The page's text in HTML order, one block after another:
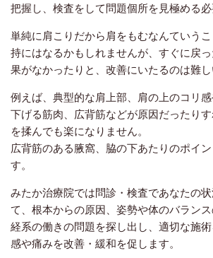
把握し、検査をして問題個所を見極める必
単純に肩こりだから肩をもむなんていう
持にはなるかもしれませんが、すぐに戻
果がなかったりと、改善にいたるのは難し
例えば、典型的な肩上部、肩の上のコリ
下げる筋肉、広背筋などが原因だったり
を揉んでも楽になりません。
広背筋のある腋窩、脇の下あたりのポイ
す。
みたか治療院では問診・検査であなたの
て、根本からの原因、姿勢や体のバラン
経系の働きの問題を探し出し、適切な施
感や痛みを改善・緩和を促します。